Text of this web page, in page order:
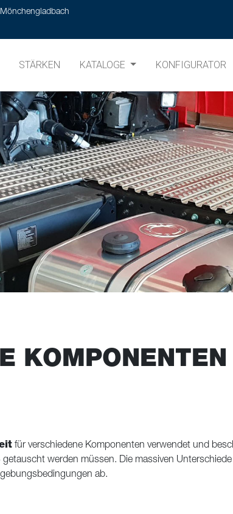
STÄRKEN KATALOGE KONFIGURATOR
für verschiedene Komponenten verwendet und
werden müssen. Die massiven
ab.